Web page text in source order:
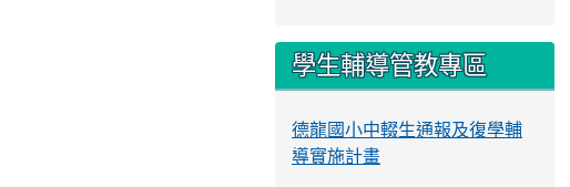
學生輔導管教專區
德龍國小中輟生通報及復學輔
導實施計畫